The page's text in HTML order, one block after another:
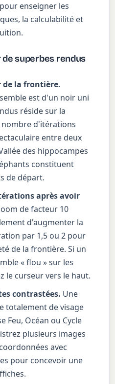
enseigner les
la calculabilité et
superbes rendus
la frontière.
est d'un noir uni
réside sur la
d'itérations
entre deux
des hippocampes
constituent
de départ.
après avoir
de facteur 10
d'augmenter la
par 1,5 ou 2 pour
de la frontière. Si un
« flou » sur les
le curseur vers le haut.
contrastées. Une
totalement de visage
Feu, Océan ou Cycle
plusieurs images
avec
pour concevoir une